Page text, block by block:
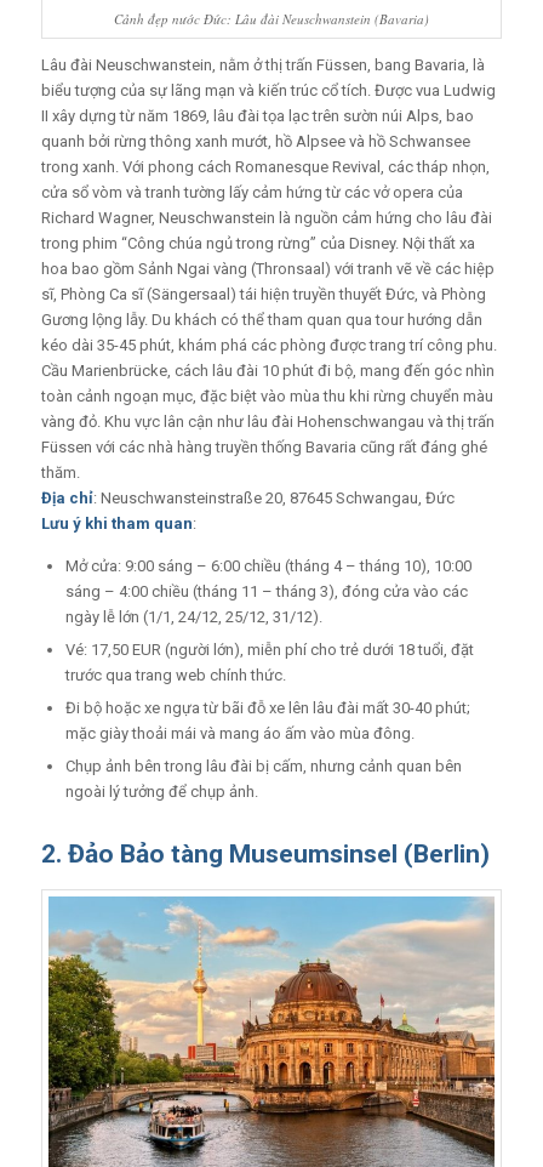
Cảnh đẹp nước Đức: Lâu đài Neuschwanstein (Bavaria)
Lâu đài Neuschwanstein, nằm ở thị trấn Füssen, bang Bavaria, là
biểu tượng của sự lãng mạn và kiến trúc cổ tích. Được vua Ludwig
II xây dựng từ năm 1869, lâu đài tọa lạc trên sườn núi Alps, bao
quanh bởi rừng thông xanh mướt, hồ Alpsee và hồ Schwansee
trong xanh. Với phong cách Romanesque Revival, các tháp nhọn,
cửa sổ vòm và tranh tường lấy cảm hứng từ các vở opera của
Richard Wagner, Neuschwanstein là nguồn cảm hứng cho lâu đài
trong phim “Công chúa ngủ trong rừng” của Disney. Nội thất xa
hoa bao gồm Sảnh Ngai vàng (Thronsaal) với tranh vẽ về các hiệp
sĩ, Phòng Ca sĩ (Sängersaal) tái hiện truyền thuyết Đức, và Phòng
Gương lộng lẫy. Du khách có thể tham quan qua tour hướng dẫn
kéo dài 35-45 phút, khám phá các phòng được trang trí công phu.
Cầu Marienbrücke, cách lâu đài 10 phút đi bộ, mang đến góc nhìn
toàn cảnh ngoạn mục, đặc biệt vào mùa thu khi rừng chuyển màu
vàng đỏ. Khu vực lân cận như lâu đài Hohenschwangau và thị trấn
Füssen với các nhà hàng truyền thống Bavaria cũng rất đáng ghé
thăm.
Địa chỉ: Neuschwansteinstraße 20, 87645 Schwangau, Đức
Lưu ý khi tham quan:
Mở cửa: 9:00 sáng – 6:00 chiều (tháng 4 – tháng 10), 10:00
sáng – 4:00 chiều (tháng 11 – tháng 3), đóng cửa vào các
ngày lễ lớn (1/1, 24/12, 25/12, 31/12).
Vé: 17,50 EUR (người lớn), miễn phí cho trẻ dưới 18 tuổi, đặt
trước qua trang web chính thức.
Đi bộ hoặc xe ngựa từ bãi đỗ xe lên lâu đài mất 30-40 phút;
mặc giày thoải mái và mang áo ấm vào mùa đông.
Chụp ảnh bên trong lâu đài bị cấm, nhưng cảnh quan bên
ngoài lý tưởng để chụp ảnh.
2. Đảo Bảo tàng Museumsinsel (Berlin)